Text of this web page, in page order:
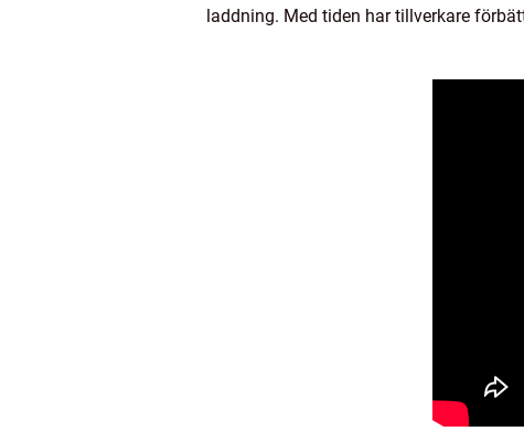
laddning. Med tiden har tillverkare